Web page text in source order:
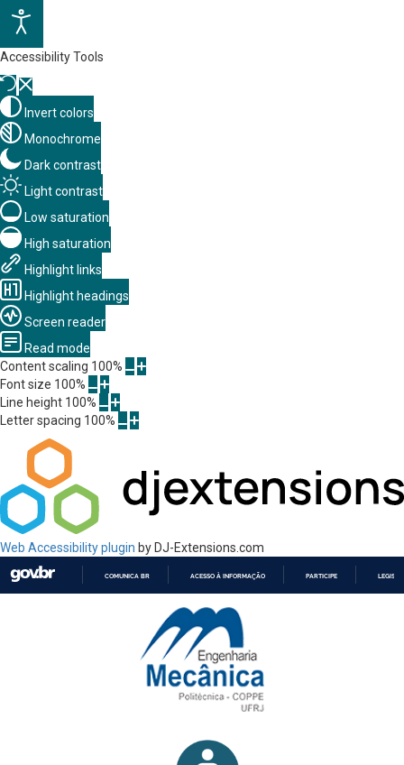
Accessibility Tools
Invert colors
Monochrome
Dark contrast
Light contrast
Low saturation
High saturation
Highlight links
Highlight headings
Screen reader
Read mode
Content scaling 100%
Font size 100%
Line height 100%
Letter spacing 100%
Web Accessibility plugin by DJ-Extensions.com
PARA
CONTEÚDO
COMUNICA BR ACESSO À INFORMAÇÃO PARTICIPE